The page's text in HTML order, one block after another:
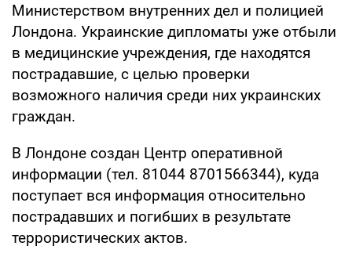
Министерством внутренних дел и полицией
Лондона. Украинские дипломаты уже отбыли
в медицинские учреждения, где находятся
пострадавшие, с целью проверки
возможного наличия среди них украинских
граждан.
В Лондоне создан Центр оперативной
информации (тел. 81044 8701566344), куда
поступает вся информация относительно
пострадавших и погибших в результате
террористических актов.